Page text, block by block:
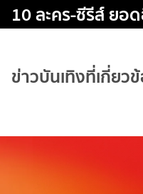
10 ละคร-ซีรีส์ ยอ
ข่าวบันเทิงที่เกี่ยว